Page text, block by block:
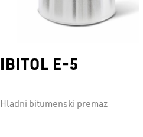
IBITOL E-5
Hladni bitumenski premaz